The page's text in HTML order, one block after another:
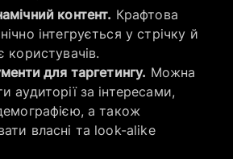
контент. Крафтова
інтегрується у стрічку й
користувачів.
для таргетингу. Можна
аудиторії за інтересами,
а також
власні та look-alike